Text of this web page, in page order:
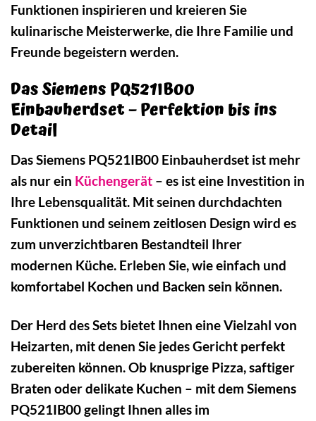
Funktionen inspirieren und kreieren Sie
kulinarische Meisterwerke, die Ihre Familie und
Freunde begeistern werden.
Das Siemens PQ521IB00
Einbauherdset – Perfektion bis ins
Detail
Das Siemens PQ521IB00 Einbauherdset ist mehr
als nur ein Küchengerät – es ist eine Investition in
Ihre Lebensqualität. Mit seinen durchdachten
Funktionen und seinem zeitlosen Design wird es
zum unverzichtbaren Bestandteil Ihrer
modernen Küche. Erleben Sie, wie einfach und
komfortabel Kochen und Backen sein können.
Der Herd des Sets bietet Ihnen eine Vielzahl von
Heizarten, mit denen Sie jedes Gericht perfekt
zubereiten können. Ob knusprige Pizza, saftiger
Braten oder delikate Kuchen – mit dem Siemens
PQ521IB00 gelingt Ihnen alles im